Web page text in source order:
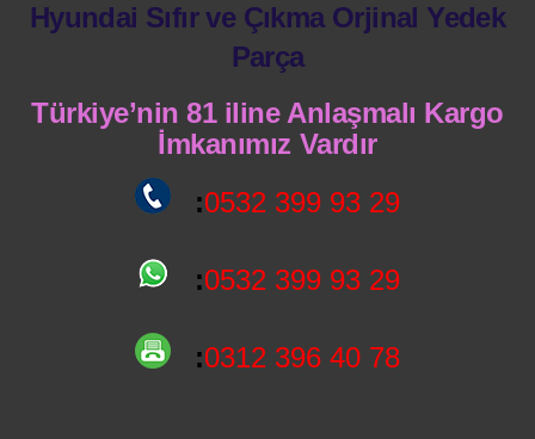
Hyundai Sıfır ve Çıkma Orjinal Yedek
Parça
Türkiye’nin 81 iline Anlaşmalı Kargo
İmkanımız Vardır
:0532 399 93 29
:0532 399 93 29
:0312 396 40 78